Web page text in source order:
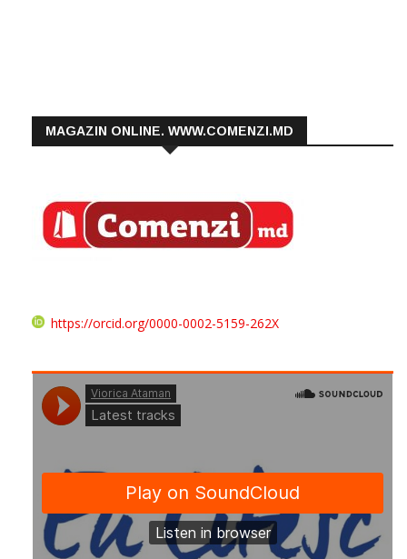
MAGAZIN ONLINE. WWW.COMENZI.MD
https://orcid.org/0000-0002-5159-262X